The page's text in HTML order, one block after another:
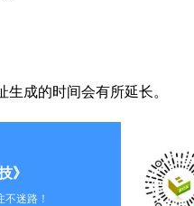
生成的时间会有所延长。
》
迷路！